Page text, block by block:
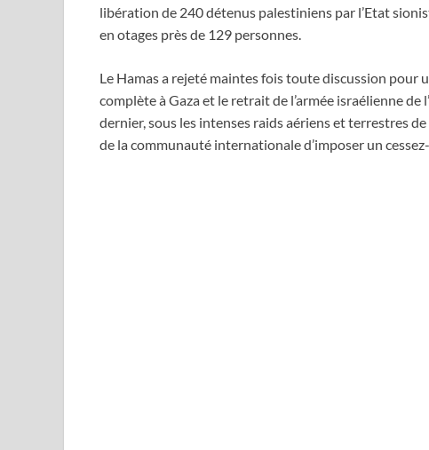
libération de 240 détenus palestiniens par l’Etat
en otages près de 129 personnes.
Le Hamas a rejeté maintes fois toute discussion pour
complète à Gaza et le retrait de l’armée israélienne
dernier, sous les intenses raids aériens et terrestres
de la communauté internationale d’imposer un